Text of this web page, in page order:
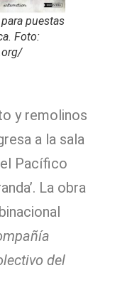
puestas
Foto:
y remolinos
a la sala
Pacífico
La obra
del